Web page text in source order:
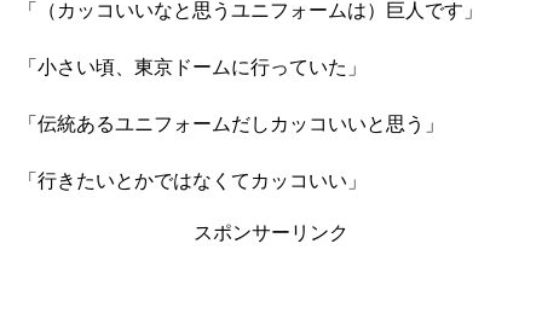
「（カッコいいなと思うユニフォームは）巨人です」
「小さい頃、東京ドームに行っていた」
「伝統あるユニフォームだしカッコいいと思う」
「行きたいとかではなくてカッコいい」
スポンサーリンク